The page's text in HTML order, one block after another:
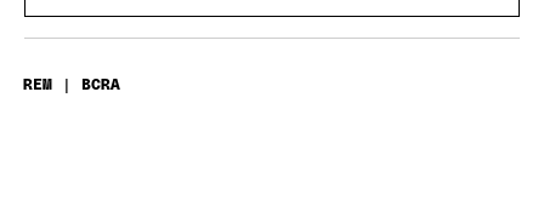
REM | BCRA